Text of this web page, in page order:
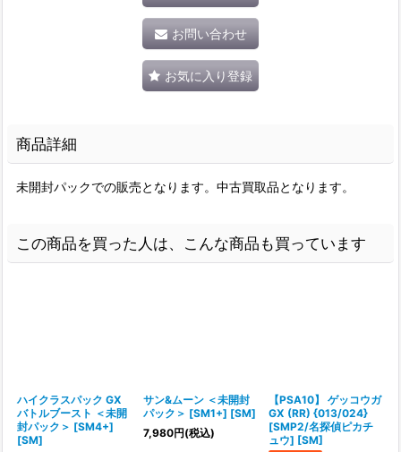
お問い合わせ
お気に入り登録
商品詳細
未開封パックでの販売となります。中古買取品となります。
この商品を買った人は、こんな商品も買っています
ハイクラスパック GX
バトルブースト ＜未開
封パック＞ [SM4+]
[SM]
サン&ムーン ＜未開封
パック＞ [SM1+] [SM]
7,980円(税込)
【PSA10】 ゲッコウガ
GX (RR) {013/024}
[SMP2/名探偵ピカチ
ュウ] [SM]